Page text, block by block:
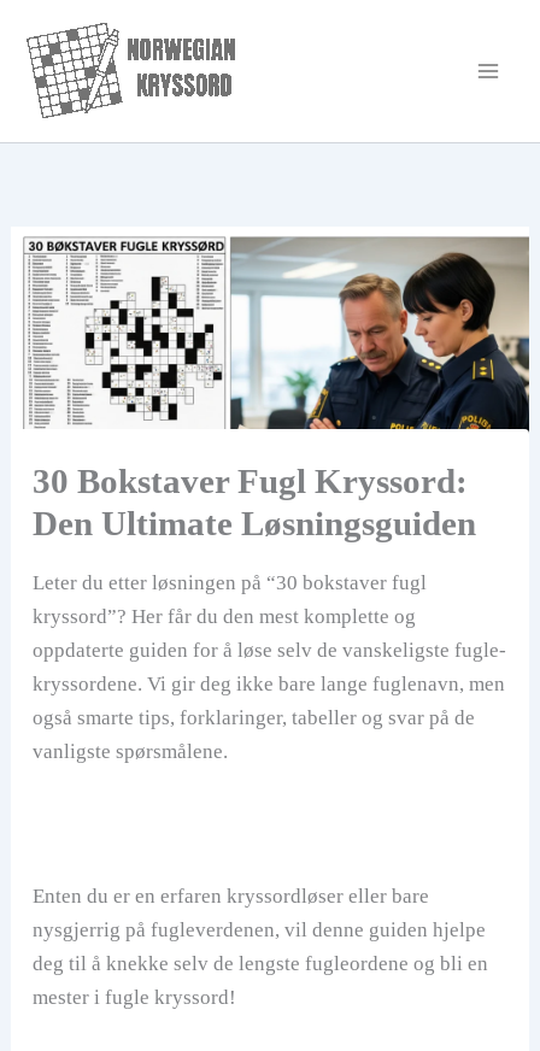
rett
innholdet
30 Bokstaver Fugl Kryssord:
Den Ultimate Løsningsguiden
Leter du etter løsningen på “30 bokstaver fugl
kryssord”? Her får du den mest komplette og
oppdaterte guiden for å løse selv de vanskeligste fugle-
kryssordene. Vi gir deg ikke bare lange fuglenavn, men
også smarte tips, forklaringer, tabeller og svar på de
vanligste spørsmålene.
Enten du er en erfaren kryssordløser eller bare
nysgjerrig på fugleverdenen, vil denne guiden hjelpe
deg til å knekke selv de lengste fugleordene og bli en
mester i fugle kryssord!